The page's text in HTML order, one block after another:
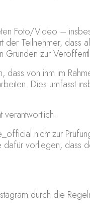
Foto/Video –
der Teilnehmer,
zur
dass von ihm im
Dies umfasst
nicht zur
vorliegen, dass
durch die